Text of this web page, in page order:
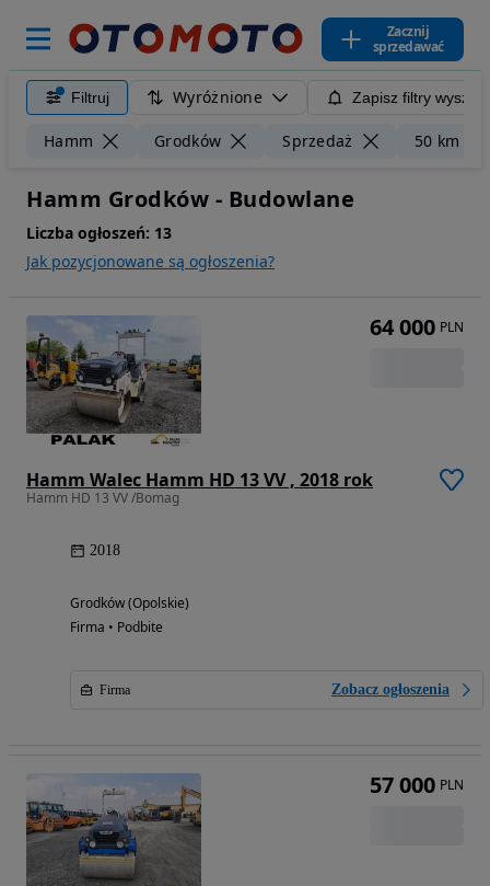
Zacznij
sprzedawać
Filtruj Wyróżnione Zapisz filtry
Hamm Grodków Sprzedaż 50 km
Hamm Grodków - Budowlane
Liczba ogłoszeń: 13
Jak pozycjonowane są ogłoszenia?
Hamm Walec Hamm HD 13 VV , 2018 rok
Hamm HD 13 VV /Bomag
2018
Grodków (Opolskie)
Firma • Podbite
Firma Zobacz ogłoszenia
64 000 PLN
57 000 PLN